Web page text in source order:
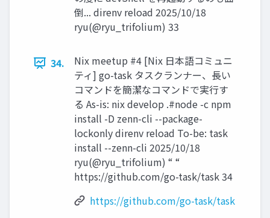
倒... direnv reload 2025/10/18
ryu(@ryu_trifolium) 33
34.
Nix meetup #4 [Nix 日本語コミュニ
ティ] go-task タスクランナー、長い
コマンドを簡潔なコマンドで実行す
る As-is: nix develop .#node -c npm
install -D zenn-cli --package-
lockonly direnv reload To-be: task
install --zenn-cli 2025/10/18
ryu(@ryu_trifolium) “ “
https://github.com/go-task/task 34
https://github.com/go-task/task